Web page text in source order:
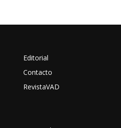
Editorial
Contacto
RevistaVAD